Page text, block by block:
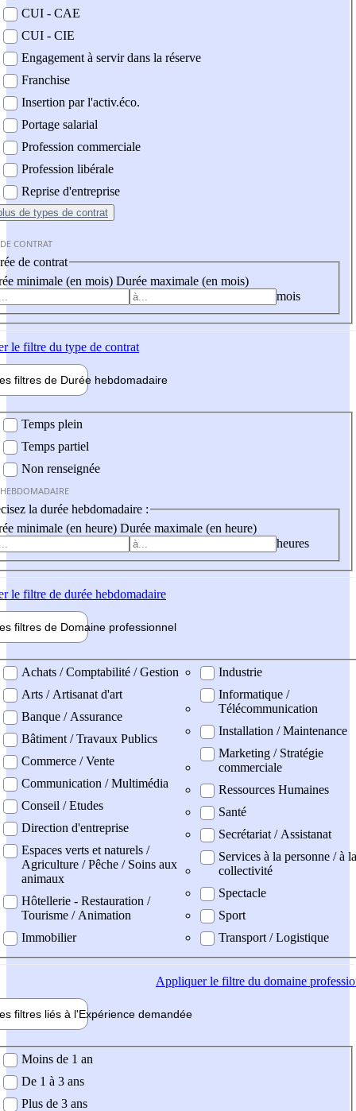
CUI - CAE
CUI - CIE
Engagement à servir dans la réserve
Franchise
Insertion par l'activ.éco.
Portage salarial
Profession commerciale
Profession libérale
Reprise d'entreprise
de types de contrat
CONTRAT
de contrat
minimale (en mois) Durée maximale (en mois)
mois
le filtre du type de contrat
filtres de Durée hebdomadaire
Temps plein
Temps partiel
Non renseignée
la durée hebdomadaire :
minimale (en heure) Durée maximale (en heure)
heures
le filtre de durée hebdomadaire
filtres de Domaine professionnel
professionel
Achats / Comptabilité / Gestion
Arts / Artisanat d'art
Banque / Assurance
Bâtiment / Travaux Publics
Commerce / Vente
Communication / Multimédia
Conseil / Etudes
Direction d'entreprise
Espaces verts et naturels /
Agriculture / Pêche / Soins aux
animaux
Hôtellerie - Restauration /
Tourisme / Animation
Immobilier
Industrie
Informatique /
Télécommunication
Installation / Maintenance
Marketing / Stratégie
commerciale
Ressources Humaines
Santé
Secrétariat / Assistanat
Services à la personne / à la
collectivité
Spectacle
Sport
Transport / Logistique
Appliquerle filtre du domaine
filtres liés à l'Expérience demandée
demandée
Moins de 1 an
De 1 à 3 ans
Plus de 3 ans